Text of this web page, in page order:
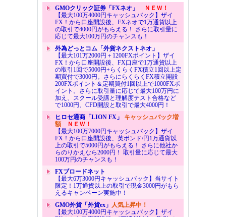
GMOクリック証券「FXネオ」
ＮＥＷ！
【最大100万4000円キャッシュバック】ザイ
FX！から口座開設後、FXネオで1万通貨以上
の取引で4000円がもらえる！ さらに取引量に
応じて最大100万円のチャンスも！
外為どっとコム「外貨ネクストネオ」
【最大101万2000円＋1200FXポイント】ザイ
FX！から口座開設後、FX口座で1万通貨以上
の取引1回で5000円+らくらくFX積立1回以上定
期買付で3000円。さらにらくらくFX積立開設
200FXポイント＆定期買付1回以上で1000FXポ
イント。さらに取引量に応じて最大100万円に
加え、スクール受講と理解度テスト合格など
で1000円、CFD開設と取引で最大4000円！
ヒロセ通商「LION FX」 キャッシュバック増
額ＮＥＷ！
【最大100万7000円キャッシュバック】ザイ
FX！から口座開設後、英ポンド/円1万通貨以
上の取引で5000円がもらえる！ さらに他社か
らのりかえなら2000円！ 取引量に応じて最大
100万円のチャンスも！
FXブロードネット
【最大6万3000円キャッシュバック】当サイト
限定！1万通貨以上の取引で現金3000円がもら
えるキャンペーン実施中！
GMO外貨「外貨ex」 人気上昇中！
【最大100万4000円キャッシュバック】ザイ